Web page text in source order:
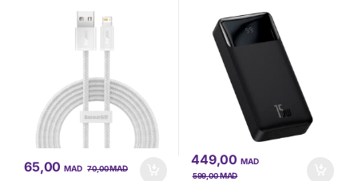
65,00MAD 70,00MAD
449,00MAD
599,00MAD